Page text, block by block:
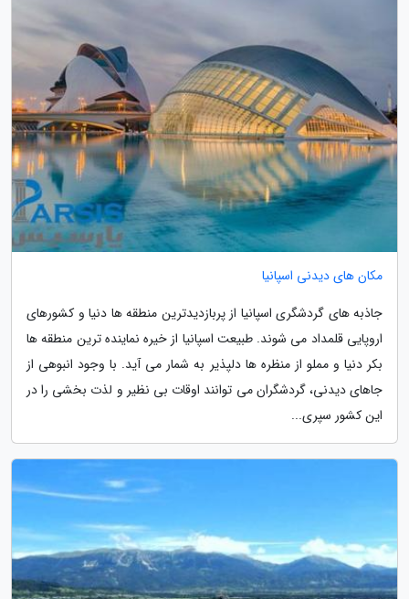
مکان های دیدنی اسپانیا
جاذبه های گردشگری اسپانیا از پربازدیدترین منطقه ها دنیا و کشورهای
اروپایی قلمداد می شوند. طبیعت اسپانیا از خیره نماینده ترین منطقه ها
بکر دنیا و مملو از منظره ها دلپذیر به شمار می آید. با وجود انبوهی از
جاهای دیدنی، گردشگران می توانند اوقات بی نظیر و لذت بخشی را در
این کشور سپری...